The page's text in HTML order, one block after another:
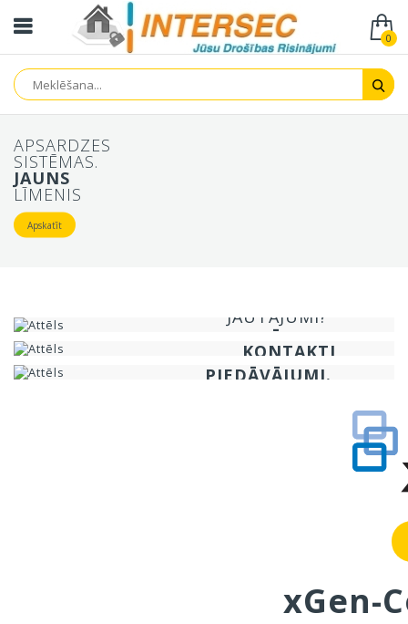
0
APSARDZES
SISTĒMAS.
JAUNS
LĪMENIS
Apskatīt
JAUTĀJUMI?
JAUTĀJIET!
Sazināties ar mums
PAR KOMPĀNIJU
KONTAKTI
ESAT SPECIĀLISTS?
ĪPAŠIE SADARBĪBAS
PIEDĀVĀJUMI.
xGen-